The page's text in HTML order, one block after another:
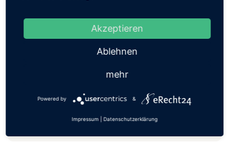
Kundenmeinung
Neueste Kommentare
Akzeptieren
Ablehnen
mehr
Powered by &
Impressum Datenschutzerklärung